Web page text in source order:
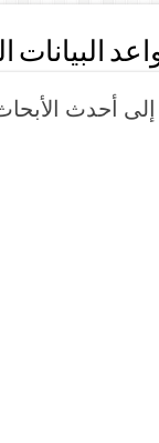
البيانات
أحدث